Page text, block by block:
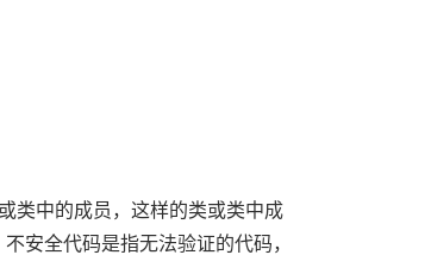
类中的成员，这样的类或类中成
安全代码是指无法验证的代码，